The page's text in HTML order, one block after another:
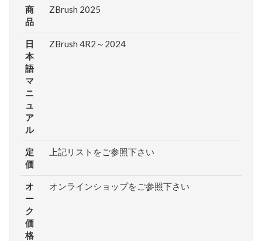
商
品
ZBrush 2025
日
本
語
マ
ニ
ュ
ア
ル
ZBrush 4R2～2024
定
価
上記リストをご参照下さい
オ
ー
ク
価
格
オンラインショップをご参照下さい